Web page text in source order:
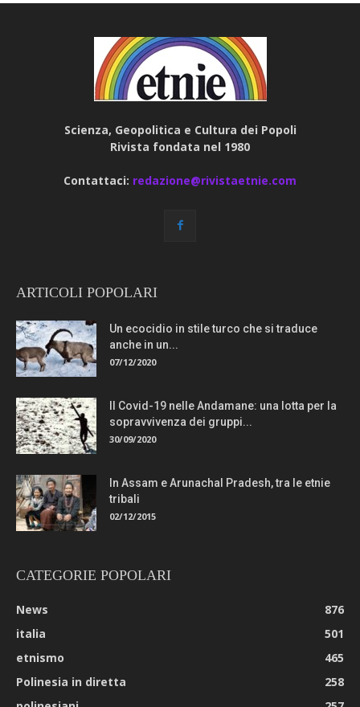
Scienza, Geopolitica e Cultura dei Popoli
Rivista fondata nel 1980
Contattaci: redazione@rivistaetnie.com
ARTICOLI POPOLARI
Un ecocidio in stile turco che si traduce
anche in un...
07/12/2020
Il Covid-19 nelle Andamane: una lotta per la
sopravvivenza dei gruppi...
30/09/2020
In Assam e Arunachal Pradesh, tra le etnie
tribali
02/12/2015
CATEGORIE POPOLARI
News
876
italia
501
etnismo
465
Polinesia in diretta
258